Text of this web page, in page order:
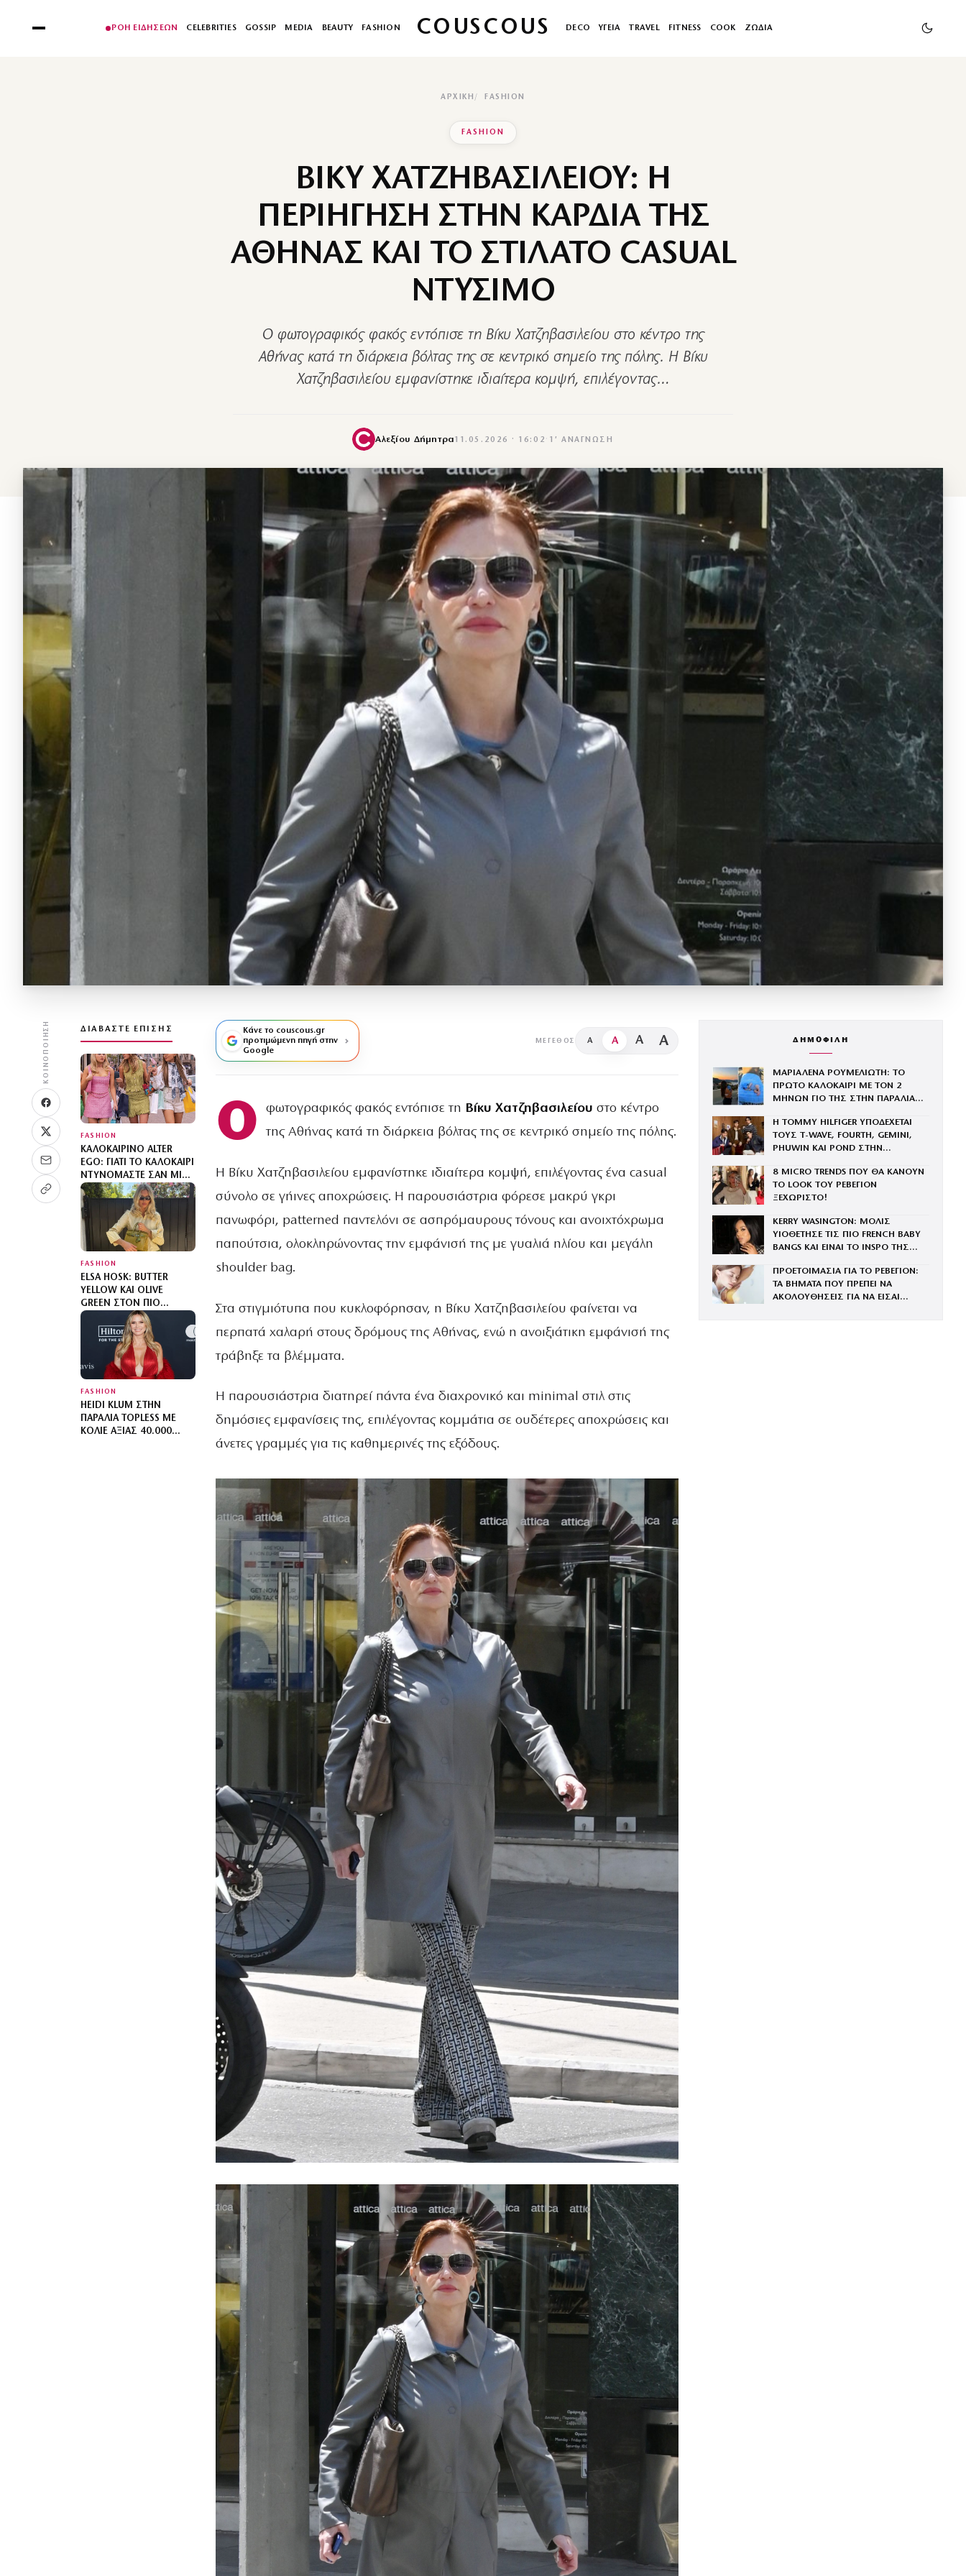
ΡΟΗ ΕΙΔΗΣΕΩΝ CELEBRITIES GOSSIP MEDIA BEAUTY FASHION COUSCOUS DECO ΥΓΕΙΑ TRAVEL FITNESS COOK ΖΩΔΙΑ
ΑΡΧΙΚΉ FASHION
FASHION
ΒΙΚΥ ΧΑΤΖΗΒΑΣΙΛΕΙΟΥ: Η
ΠΕΡΙΗΓΗΣΗ ΣΤΗΝ ΚΑΡΔΙΑ ΤΗΣ
ΑΘΗΝΑΣ ΚΑΙ ΤΟ ΣΤΙΛΑΤΟ CASUAL
ΝΤΥΣΙΜΟ
Ο φωτογραφικός φακός εντόπισε τη Βίκυ Χατζηβασιλείου στο κέντρο της
Αθήνας κατά τη διάρκεια βόλτας της σε κεντρικό σημείο της πόλης. Η Βίκυ
Χατζηβασιλείoυ εμφανίστηκε ιδιαίτερα κομψή, επιλέγοντας…
Αλεξίου Δήμητρα11.05.2026 · 16:02 · 1′ ΑΝΆΓΝΩΣΗ
ΚΟΙΝΟΠΟΊΗΣΗ ΔΙΑΒΆΣΤΕ ΕΠΊΣΗΣ
FASHION
ΚΑΛΟΚΑΙΡΙΝΌ ALTER
EGO: ΓΙΑΤΊ ΤΟ ΚΑΛΟΚΑΊΡΙ
ΝΤΥΝΌΜΑΣΤΕ ΣΑΝ ΜΙΑ
«ΆΛΛΗ»;
FASHION
ELSA HOSK: BUTTER
YELLOW ΚΑΙ OLIVE
GREEN ΣΤΟΝ ΠΙΟ
SOPHISTICATED
ΧΡΩΜΑΤΙΚΌ
ΣΥΝΔΥΑΣΜΌ ΜΕ MIX N’
MATCH ΜΟΤΊΒΑ
FASHION
HEIDI KLUM ΣΤΗΝ
ΠΑΡΑΛΊΑ TOPLESS ΜΕ
ΚΟΛΙΈ ΑΞΊΑΣ 40.000
Κάνε το couscous.gr
προτιμώμενη πηγή στην
Google
ΜΈΓΕΘΟΣ A A A A
Ο φωτογραφικός φακός εντόπισε τη Βίκυ Χατζηβασιλείου στο κέντρο
της Αθήνας κατά τη διάρκεια βόλτας της σε κεντρικό σημείο της πόλης.
Η Βίκυ Χατζηβασιλείoυ εμφανίστηκε ιδιαίτερα κομψή, επιλέγοντας ένα casual
σύνολο σε γήινες αποχρώσεις. Η παρουσιάστρια φόρεσε μακρύ γκρι
πανωφόρι, patterned παντελόνι σε ασπρόμαυρους τόνους και ανοιχτόχρωμα
παπούτσια, ολοκληρώνοντας την εμφάνισή της με γυαλιά ηλίου και μεγάλη
shoulder bag.
Στα στιγμιότυπα που κυκλοφόρησαν, η Βίκυ Χατζηβασιλείου φαίνεται να
περπατά χαλαρή στους δρόμους της Αθήνας, ενώ η ανοιξιάτικη εμφάνισή της
τράβηξε τα βλέμματα.
Η παρουσιάστρια διατηρεί πάντα ένα διαχρονικό και minimal στιλ στις
δημόσιες εμφανίσεις της, επιλέγοντας κομμάτια σε ουδέτερες αποχρώσεις και
άνετες γραμμές για τις καθημερινές της εξόδους.
ΔΗΜΟΦΙΛΗ
ΜΑΡΙΑΛΕΝΑ ΡΟΥΜΕΛΙΩΤΗ: ΤΟ
ΠΡΩΤΟ ΚΑΛΟΚΑΙΡΙ ΜΕ ΤΟΝ 2
ΜΗΝΩΝ ΓΙΟ ΤΗΣ ΣΤΗΝ ΠΑΡΑΛΙΑ
Η TOMMY HILFIGER ΥΠΟΔΕΧΕΤΑΙ
ΤΟΥΣ Τ-WAVE, FOURTH, GEMINI,
PHUWIN ΚΑΙ POND ΣΤΗΝ
8 MICRO TRENDS ΠΟΥ ΘΑ ΚΑΝΟΥΝ
ΤΟ LOOK ΤΟΥ ΡΕΒΕΓΙΟΝ
ΞΕΧΩΡΙΣΤΟ!
KERRY WASINGTON: ΜΟΛΙΣ
ΥΙΟΘΕΤΗΣΕ ΤΙΣ ΠΙΟ FRENCH BABY
BANGS ΚΑΙ ΕΙΝΑΙ ΤΟ INSPO ΤΗΣ
ΠΡΟΕΤΟΙΜΑΣΙΑ ΓΙΑ ΤΟ ΡΕΒΕΓΙΟΝ:
ΤΑ ΒΗΜΑΤΑ ΠΟΥ ΠΡΕΠΕΙ ΝΑ
ΑΚΟΛΟΥΘΗΣΕΙΣ ΓΙΑ ΝΑ ΕΙΣΑΙ